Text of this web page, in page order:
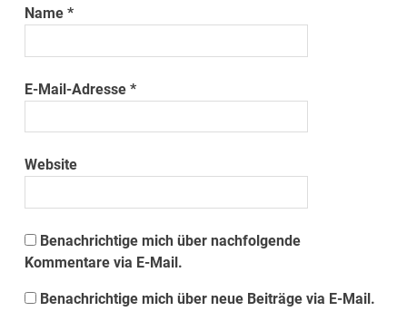
Name*
E-Mail-Adresse*
Website
Benachrichtige mich über nachfolgende
Kommentare via E-Mail.
Benachrichtige mich über neue Beiträge via E-Mail.